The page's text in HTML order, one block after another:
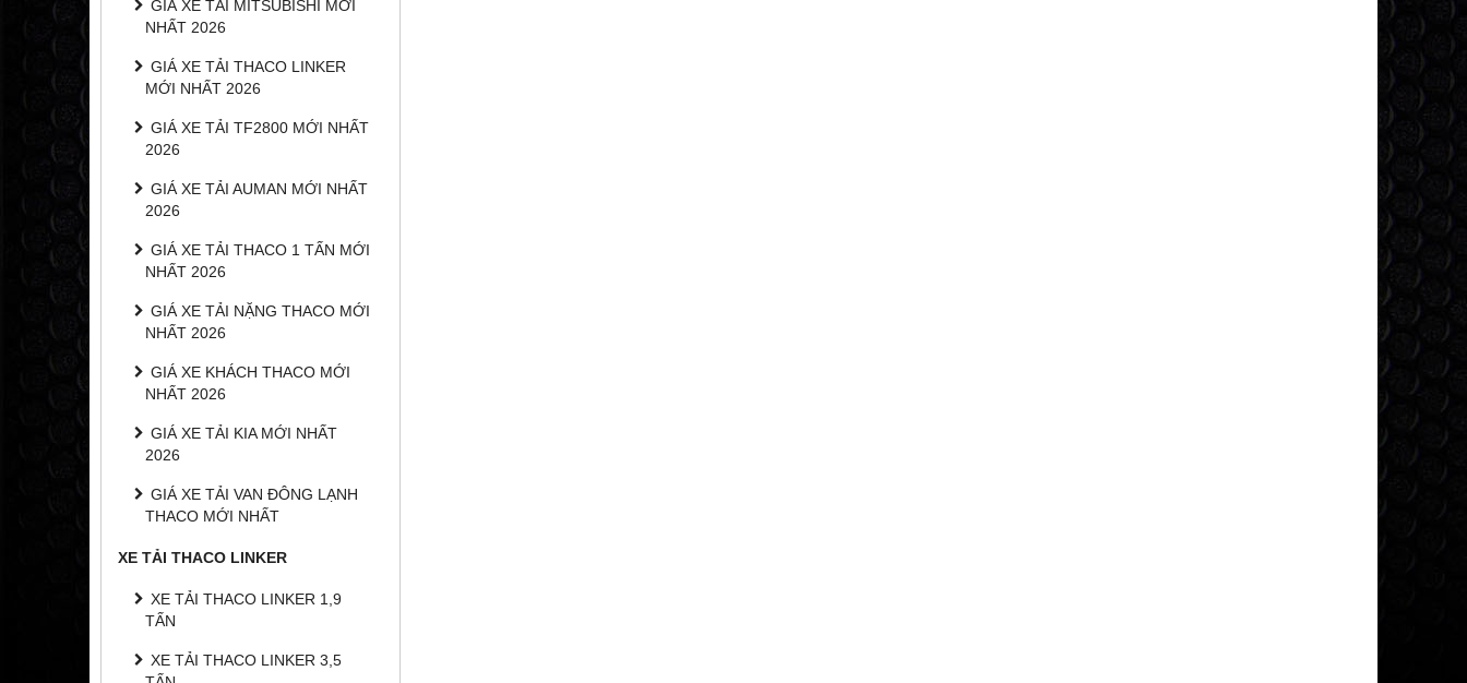
GIÁ XE TẢI MITSUBISHI MỚI
NHẤT 2026
GIÁ XE TẢI THACO LINKER
MỚI NHẤT 2026
GIÁ XE TẢI TF2800 MỚI NHẤT
2026
GIÁ XE TẢI AUMAN MỚI NHẤT
2026
GIÁ XE TẢI THACO 1 TẤN MỚI
NHẤT 2026
GIÁ XE TẢI NẶNG THACO MỚI
NHẤT 2026
GIÁ XE KHÁCH THACO MỚI
NHẤT 2026
GIÁ XE TẢI KIA MỚI NHẤT
2026
GIÁ XE TẢI VAN ĐÔNG LẠNH
THACO MỚI NHẤT
XE TẢI THACO LINKER
XE TẢI THACO LINKER 1,9
TẤN
XE TẢI THACO LINKER 3,5